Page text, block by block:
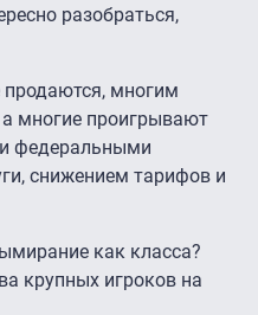
разобраться,
многим
а многие проигрывают
федеральными
снижением тарифов и
как класса?
крупных игроков на